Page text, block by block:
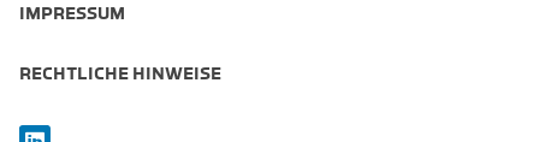
IMPRESSUM
RECHTLICHE HINWEISE